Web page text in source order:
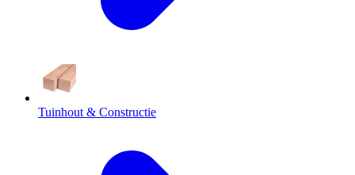
Tuinhout & Constructie